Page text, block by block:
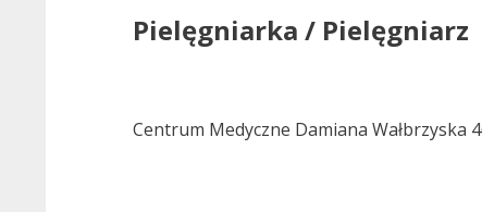
Pielęgniarka / Pielęgniarz
Centrum Medyczne Damiana Wałbrzyska